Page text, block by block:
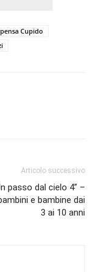
Cupido
Articolo successivo
passo dal cielo 4” –
e bambine dai
3 ai 10 anni